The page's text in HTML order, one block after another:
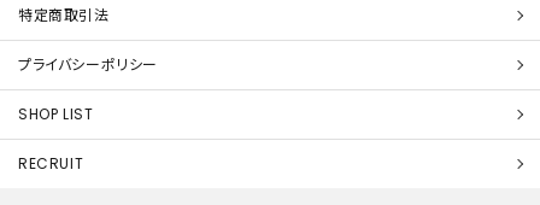
特定商取引法
プライバシーポリシー
SHOP LIST
RECRUIT